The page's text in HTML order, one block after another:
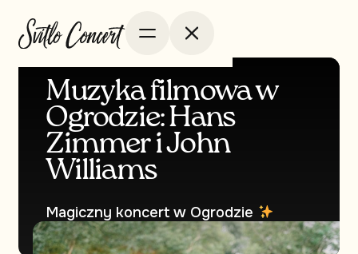
Muzyka filmowa w
Ogrodzie: Hans
Zimmer i John
Williams
Magiczny koncert w Ogrodzie